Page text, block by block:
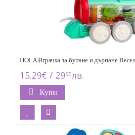
HOLA Играчка за бутане и дърпане
15.29€ / 2990лв.
Купи